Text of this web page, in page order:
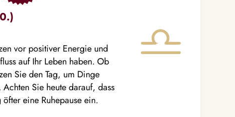
vor positiver Energie und
auf Ihr Leben haben. Ob
Sie den Tag, um Dinge
Sie heute darauf, dass
eine Ruhepause ein.